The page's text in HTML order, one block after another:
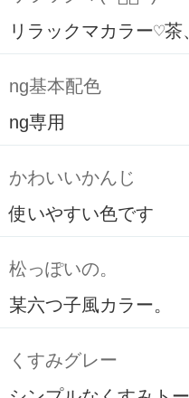
リラックマカラー♡茶
ng基本配色
ng専用
かわいいかんじ
使いやすい色です
松っぽいの。
某六つ子風カラー。
くすみグレー